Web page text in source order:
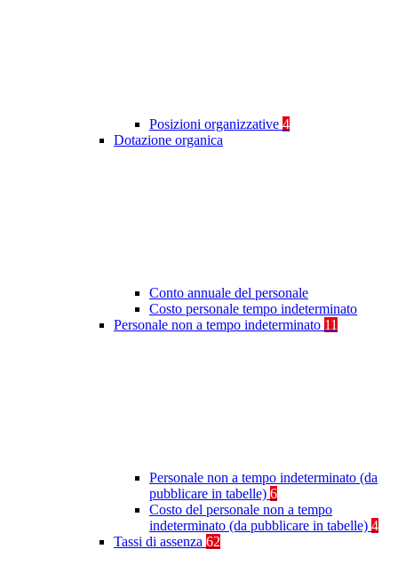
Posizioni organizzative 4
Dotazione organica
Conto annuale del personale
Costo personale tempo indeterminato
Personale non a tempo indeterminato 11
Personale non a tempo indeterminato (da
pubblicare in tabelle) 6
Costo del personale non a tempo
indeterminato (da pubblicare in tabelle) 4
Tassi di assenza 62